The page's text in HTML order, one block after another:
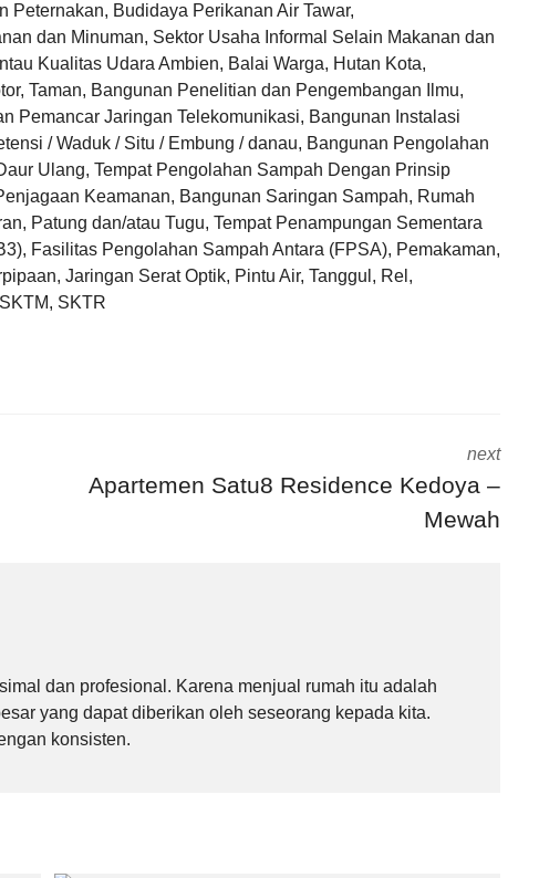
Peternakan, Budidaya Perikanan Air Tawar,
dan Minuman, Sektor Usaha Informal Selain Makanan dan
Kualitas Udara Ambien, Balai Warga, Hutan Kota,
Taman, Bangunan Penelitian dan Pengembangan Ilmu,
Pemancar Jaringan Telekomunikasi, Bangunan Instalasi
/ Waduk / Situ / Embung / danau, Bangunan Pengolahan
Ulang, Tempat Pengolahan Sampah Dengan Prinsip
Keamanan, Bangunan Saringan Sampah, Rumah
Patung dan/atau Tugu, Tempat Penampungan Sementara
Fasilitas Pengolahan Sampah Antara (FPSA), Pemakaman,
Jaringan Serat Optik, Pintu Air, Tanggul, Rel,
SKTR
next
Apartemen Satu8 Residence Kedoya –
Mewah
dan profesional. Karena menjual rumah itu adalah
yang dapat diberikan oleh seseorang kepada kita.
konsisten.